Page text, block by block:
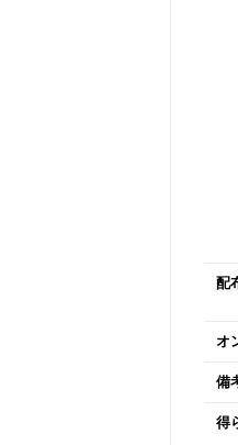
配
オ
備
得